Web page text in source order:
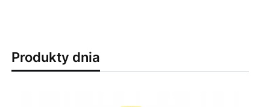
Produkty dnia